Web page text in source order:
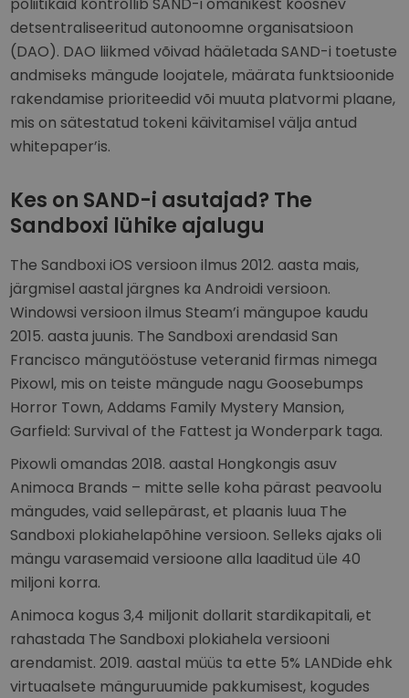
detsentraliseeritud autonoomne organisatsioon
(DAO). DAO liikmed võivad hääletada SAND-i toetuste
andmiseks mängude loojatele, määrata funktsioonide
rakendamise prioriteedid või muuta platvormi plaane,
mis on sätestatud tokeni käivitamisel välja antud
whitepaper’is.
Kes on SAND-i asutajad? The
Sandboxi lühike ajalugu
The Sandboxi iOS versioon ilmus 2012. aasta mais,
järgmisel aastal järgnes ka Androidi versioon.
Windowsi versioon ilmus Steam’i mängupoe kaudu
2015. aasta juunis. The Sandboxi arendasid San
Francisco mängutööstuse veteranid firmas nimega
Pixowl, mis on teiste mängude nagu Goosebumps
Horror Town, Addams Family Mystery Mansion,
Garfield: Survival of the Fattest ja Wonderpark taga.
Pixowli omandas 2018. aastal Hongkongis asuv
Animoca Brands – mitte selle koha pärast peavoolu
mängudes, vaid sellepärast, et plaanis luua The
Sandboxi plokiahelapõhine versioon. Selleks ajaks oli
mängu varasemaid versioone alla laaditud üle 40
miljoni korra.
Animoca kogus 3,4 miljonit dollarit stardikapitali, et
rahastada The Sandboxi plokiahela versiooni
arendamist. 2019. aastal müüs ta ette 5% LANDide ehk
virtuaalsete mänguruumide pakkumisest, kogudes